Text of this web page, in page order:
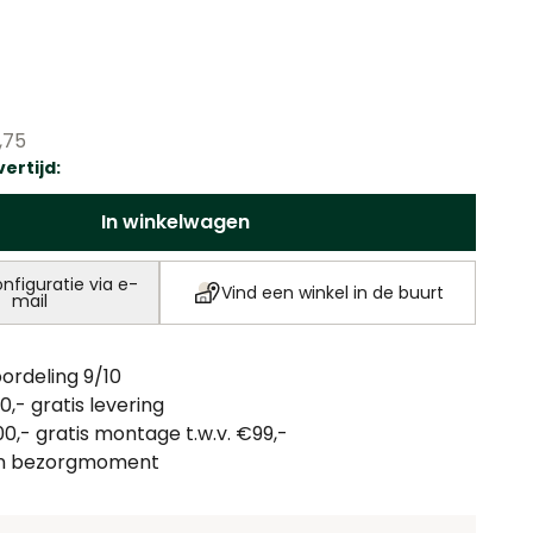
De elegante, ronde lijnen geven de
Het compacte formaat maakt de
voor een boek, drankje of sfeervol accessoire,
handbereik wanneer je ontspannen buiten zit.
In winkelwagen
via e-
mail Vind een winkel in de buurt(wordt
9/10
gratis levering
gratis montage t.w.v. €99,-
bezorgmoment